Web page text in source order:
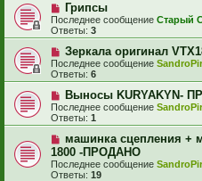
Грипсы
Последнее сообщение Старый
Ответы: 3
Зеркала оригинал
Последнее сообщение
Ответы: 6
Выносы KURYAKYN-
Последнее сообщение
Ответы: 1
машинка сцепления +
1800 -ПРОДАНО
Последнее сообщение
Ответы: 19